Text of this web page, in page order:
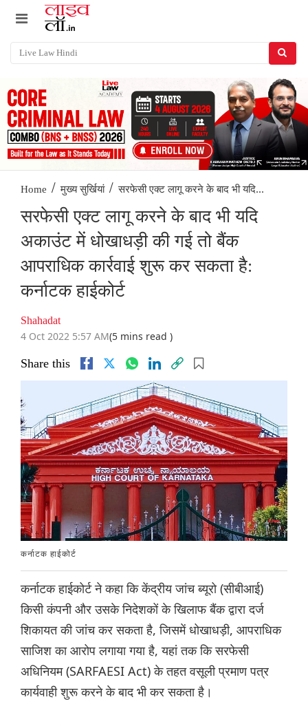
Home / मुख्य सुर्खियां / सरफेसी एक्ट लागू करने के बाद भी यदि...
सरफेसी एक्ट लागू करने के बाद भी यदि
अकाउंट में धोखाधड़ी की गई तो बैंक
आपराधिक कार्रवाई शुरू कर सकता है:
कर्नाटक हाईकोर्ट
Shahadat
4 Oct 2022 5:57 AM(5 mins read )
Share this
कर्नाटक हाईकोर्ट
कर्नाटक हाईकोर्ट ने कहा कि केंद्रीय जांच ब्यूरो (सीबीआई)
किसी कंपनी और उसके निदेशकों के खिलाफ बैंक द्वारा दर्ज
शिकायत की जांच कर सकता है, जिसमें धोखाधड़ी, आपराधिक
साजिश का आरोप लगाया गया है, यहां तक ​​​​कि सरफेसी
अधिनियम (SARFAESI Act) के तहत वसूली प्रमाण पत्र
कार्यवाही शुरू करने के बाद भी कर सकता है।